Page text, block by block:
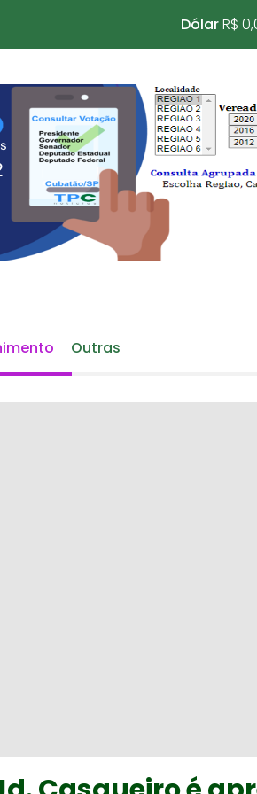
DólarR$
Outras